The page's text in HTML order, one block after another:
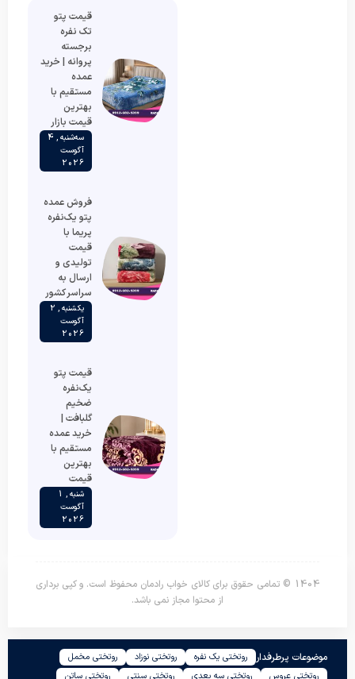
قیمت پتو
تک نفره
برجسته
پروانه | خرید
عمده
مستقیم با
بهترین
قیمت بازار
سه‌شنبه , 4
آگوست
2026
فروش عمده
پتو یک‌نفره
پریما با
قیمت
تولیدی و
ارسال به
سراسر کشور
یکشنبه , 2
آگوست
2026
قیمت پتو
یک‌نفره
ضخیم
گلبافت |
خرید عمده
مستقیم با
بهترین
قیمت
شنبه , 1
آگوست
2026
1404 © تمامی حقوق برای کالای خواب رادمان محفوظ است. و کپی برداری
از محتوا مجاز نمی باشد.
موضوعات پرطرفدار روتختی یک نفره روتختی نوزاد
روتختی مخمل
روتختی عروس
روتختی سه بعدی روتختی سنتی روتختی ساتن